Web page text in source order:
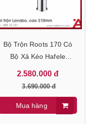
Bộ Trộn Roots 170 Có
Bộ Xả Kéo Hafele
589.15.151
2.580.000 đ
3.690.000 đ
Mua hàng